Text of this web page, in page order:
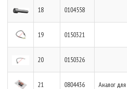
18 0104558
19 0150321
20 0150326
21 0804436 Аналог